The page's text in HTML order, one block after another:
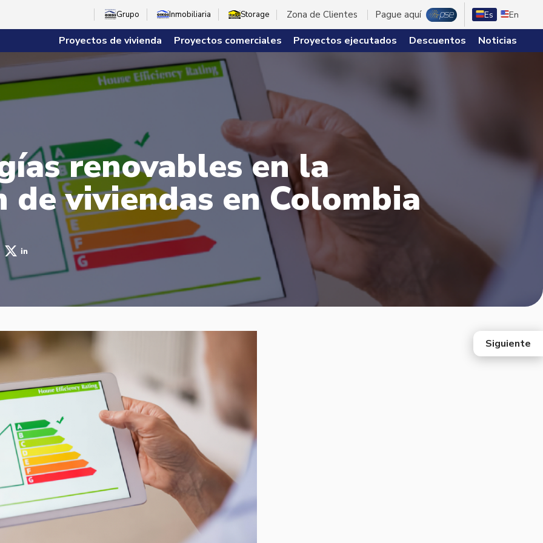
Grupo Inmobiliaria Storage Zona de Clientes Pague aquí Es En
Proyectos de vivienda Proyectos comerciales Proyectos ejecutados Descuentos Noticias
renovables en la
de viviendas en Colombia
Siguiente